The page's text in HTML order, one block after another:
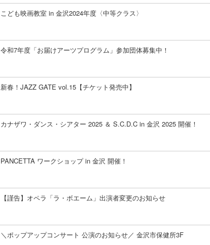
こども映画教室 in 金沢2024年度〈中等クラス〉
令和7年度「お届けアーツプログラム」参加団体募集中！
新春！JAZZ GATE vol.15【チケット発売中】
カナザワ・ダンス・シアター 2025 ＆ S.C.D.C in 金沢 2025 開催！
PANCETTA ワークショップ in 金沢 開催！
【謹告】オペラ「ラ・ボエーム」出演者変更のお知らせ
＼ポップアップコンサート 公演のお知らせ／ 金沢市保健所3F